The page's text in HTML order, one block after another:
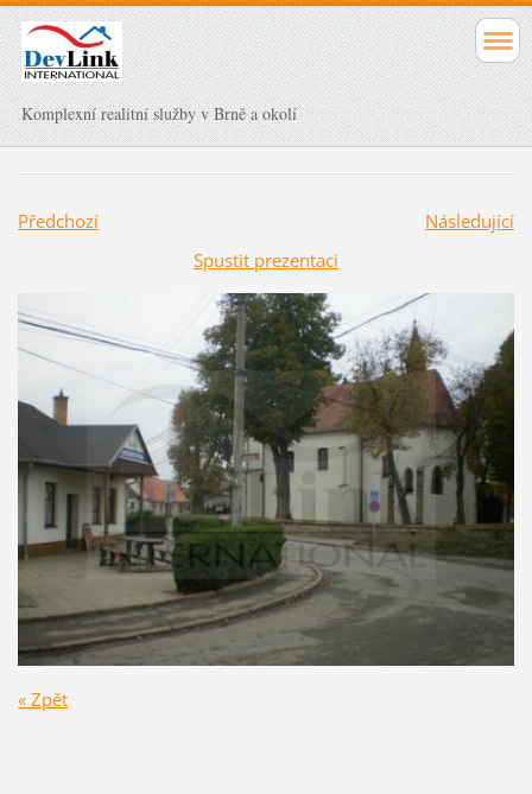
Komplexní realitní služby v Brně a okolí
Předchozí
Následující
Spustit prezentaci
« Zpět